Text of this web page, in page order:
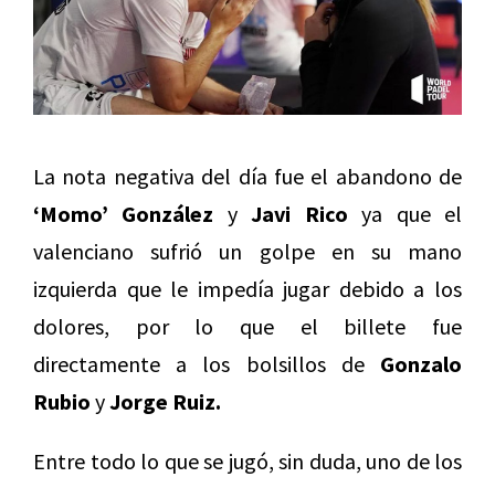
La nota negativa del día fue el abandono de
‘Momo’ González yJavi Rico ya que el
valenciano sufrió un golpe en su mano
izquierda que le impedía jugar debido a los
dolores, por lo que el billete fue
directamente a los bolsillos de Gonzalo
Rubio yJorge Ruiz.
Entre todo lo que se jugó, sin duda, uno de los